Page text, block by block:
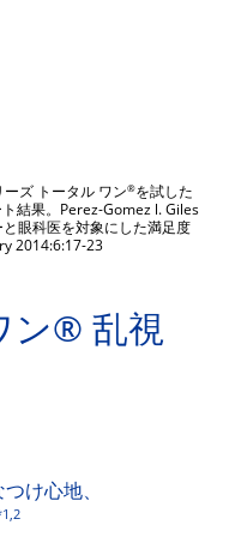
ズ トータル ワン®を試した
結果。Perez-Gomez l. Giles
眼科医を対象にした満足度
2014:6:17-23
ン® 乱視
け心地、